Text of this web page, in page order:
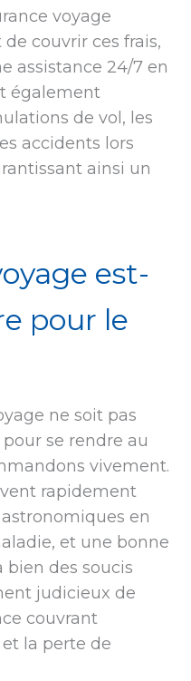
voyage
couvrir ces frais,
assistance 24/7 en
également
de vol, les
accidents lors
ainsi un
est-
pour le
ne soit pas
se rendre au
vivement.
rapidement
en
et une bonne
bien des soucis
judicieux de
couvrant
et la perte de